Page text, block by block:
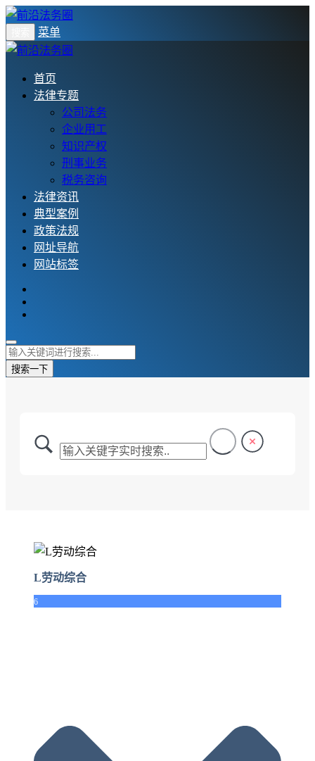
菜单
首页
法律专题
公司法务
企业用工
知识产权
刑事业务
税务咨询
法律资讯
典型案例
政策法规
网址导航
网站标签
搜索一下
L劳动综合
6